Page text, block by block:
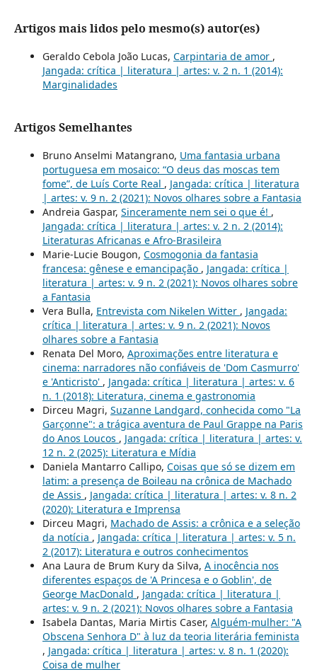
Artigos mais lidos pelo mesmo(s) autor(es)
Geraldo Cebola João Lucas, Carpintaria de amor ,
Jangada: crítica | literatura | artes: v. 2 n. 1 (2014):
Marginalidades
Artigos Semelhantes
Bruno Anselmi Matangrano, Uma fantasia urbana
portuguesa em mosaico: “O deus das moscas tem
fome”, de Luís Corte Real , Jangada: crítica | literatura
| artes: v. 9 n. 2 (2021): Novos olhares sobre a Fantasia
Andreia Gaspar, Sinceramente nem sei o que é! ,
Jangada: crítica | literatura | artes: v. 2 n. 2 (2014):
Literaturas Africanas e Afro-Brasileira
Marie-Lucie Bougon, Cosmogonia da fantasia
francesa: gênese e emancipação , Jangada: crítica |
literatura | artes: v. 9 n. 2 (2021): Novos olhares sobre
a Fantasia
Vera Bulla, Entrevista com Nikelen Witter , Jangada:
crítica | literatura | artes: v. 9 n. 2 (2021): Novos
olhares sobre a Fantasia
Renata Del Moro, Aproximações entre literatura e
cinema: narradores não confiáveis de 'Dom Casmurro'
e 'Anticristo' , Jangada: crítica | literatura | artes: v. 6
n. 1 (2018): Literatura, cinema e gastronomia
Dirceu Magri, Suzanne Landgard, conhecida como "La
Garçonne": a trágica aventura de Paul Grappe na Paris
do Anos Loucos , Jangada: crítica | literatura | artes: v.
12 n. 2 (2025): Literatura e Mídia
Daniela Mantarro Callipo, Coisas que só se dizem em
latim: a presença de Boileau na crônica de Machado
de Assis , Jangada: crítica | literatura | artes: v. 8 n. 2
(2020): Literatura e Imprensa
Dirceu Magri, Machado de Assis: a crônica e a seleção
da notícia , Jangada: crítica | literatura | artes: v. 5 n.
2 (2017): Literatura e outros conhecimentos
Ana Laura de Brum Kury da Silva, A inocência nos
diferentes espaços de 'A Princesa e o Goblin', de
George MacDonald , Jangada: crítica | literatura |
artes: v. 9 n. 2 (2021): Novos olhares sobre a Fantasia
Isabela Dantas, Maria Mirtis Caser, Alguém-mulher: "A
Obscena Senhora D" à luz da teoria literária feminista
, Jangada: crítica | literatura | artes: v. 8 n. 1 (2020):
Coisa de mulher